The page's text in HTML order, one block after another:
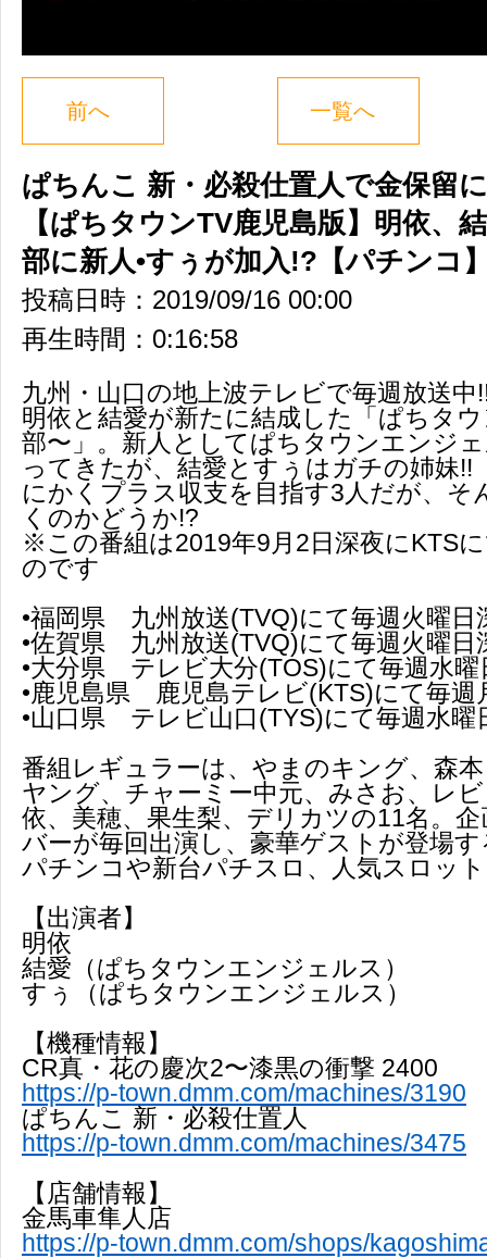
前へ 一覧へ
ぱちんこ 新・必殺仕置人で金保留
【ぱちタウンTV鹿児島版】明依、
部に新人•すぅが加入!?【パチンコ
投稿日時：2019/09/16 00:00
再生時間：0:16:58
九州・山口の地上波テレビで毎週放送中
明依と結愛が新たに結成した「ぱちタ
部〜」。新人としてぱちタウンエンジ
ってきたが、結愛とすぅはガチの姉妹
にかくプラス収支を目指す3人だが、そ
くのかどうか!?
※この番組は2019年9月2日深夜にKTS
のです
•福岡県 九州放送(TVQ)にて毎週火曜日
•佐賀県 九州放送(TVQ)にて毎週火曜日
•大分県 テレビ大分(TOS)にて毎週水曜
•鹿児島県 鹿児島テレビ(KTS)にて毎週
•山口県 テレビ山口(TYS)にて毎週水曜
番組レギュラーは、やまのキング、森
ヤング、チャーミー中元、みさお、レ
依、美穂、果生梨、デリカツの11名。
バーが毎回出演し、豪華ゲストが登場
パチンコや新台パチスロ、人気スロッ
【出演者】
明依
結愛（ぱちタウンエンジェルス）
すぅ（ぱちタウンエンジェルス）
【機種情報】
CR真・花の慶次2〜漆黒の衝撃 2400
https://p-town.dmm.com/machines/3190
ぱちんこ 新・必殺仕置人
https://p-town.dmm.com/machines/3475
【店舗情報】
金馬車隼人店
https://p-town.dmm.com/shops/